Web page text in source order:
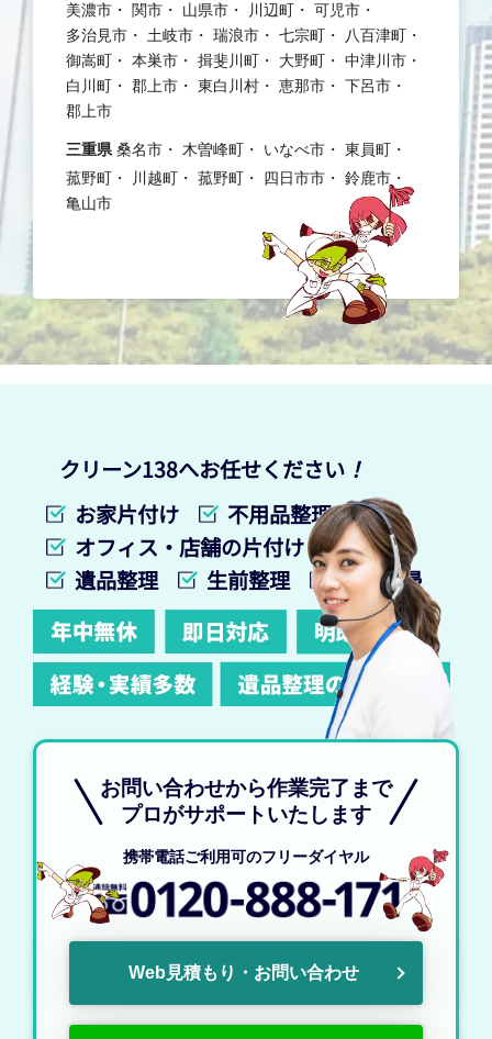
美濃市
関市 山県市 川辺町
可児市
多治見市
土岐市 瑞浪市 七宗町
八百津町
御嵩町
本巣市 揖斐川町 大野町
中津川市
白川町
郡上市 東白川村 恵那市
下呂市
郡上市
三重県 桑名市 木曽峰町 いなべ市
東員町
菰野町
川越町 菰野町 四日市市
鈴鹿市
亀山市
クリーン138へお任せください ！
お家片付け
不用品整理
オフィス・店舗の片付け
遺品整理
生前整理 特殊清掃
お問い合わせから作業完了まで
プロがサポートいたします
携帯電話ご利用可のフリーダイヤル
Web見積もり・お問い合わせ